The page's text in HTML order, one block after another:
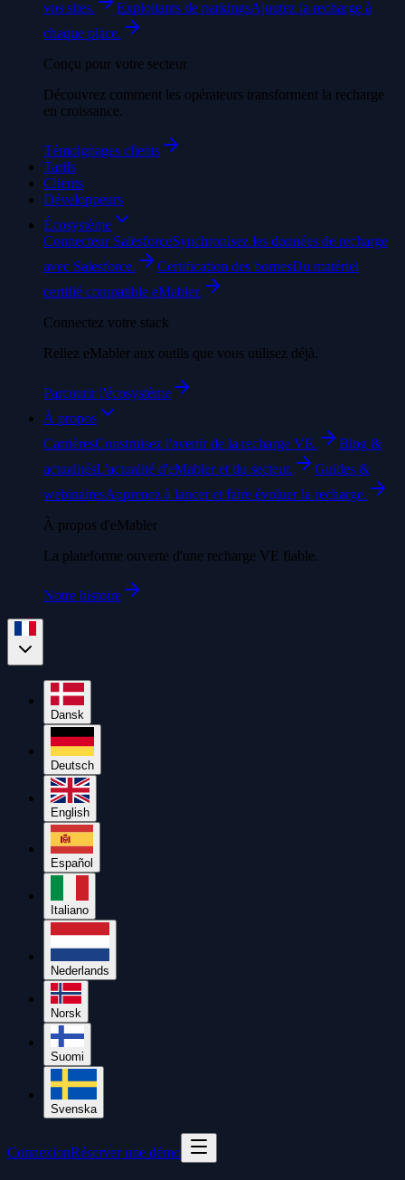
vos sites.
Exploitants de parkingsAjoutez la recharge à
chaque place.
Conçu pour votre secteur
Découvrez comment les opérateurs transforment la recharge
en croissance.
Témoignages clients
Tarifs
Clients
Développeurs
Écosystème
Connecteur SalesforceSynchronisez les données de recharge
avec Salesforce.
Certification des bornesDu matériel
certifié compatible eMabler.
Connectez votre stack
Reliez eMabler aux outils que vous utilisez déjà.
Parcourir l'écosystème
À propos
CarrièresConstruisez l'avenir de la recharge VE.
Blog &
actualitésL'actualité d'eMabler et du secteur.
Guides &
webinairesApprenez à lancer et faire évoluer la recharge.
À propos d'eMabler
La plateforme ouverte d'une recharge VE fiable.
Notre histoire
Dansk
Deutsch
English
Español
Italiano
Nederlands
Norsk
Suomi
Svenska
ConnexionRéserver une démo